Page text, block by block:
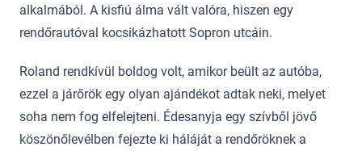
alkalmából. A kisfiú álma vált valóra, hiszen egy
rendőrautóval kocsikázhatott Sopron utcáin.
Roland rendkívül boldog volt, amikor beült az autóba,
ezzel a járőrök egy olyan ajándékot adtak neki, melyet
soha nem fog elfelejteni. Édesanyja egy szívből jövő
köszönőlevélben fejezte ki háláját a rendőröknek a